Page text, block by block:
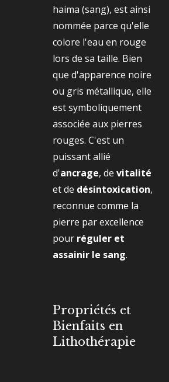
haima (sang), est ainsi
nommée parce qu'elle
colore l'eau en rouge
lors de sa taille. Bien
que d'apparence noire
ou gris métallique, elle
est symboliquement
associée aux pierres
rouges. C'est un
puissant allié
d'ancrage, de vitalité
et de désintoxication,
reconnue comme la
pierre par excellence
pour réguler et
assainir le sang.
Propriétés et
Bienfaits en
Lithothérapie